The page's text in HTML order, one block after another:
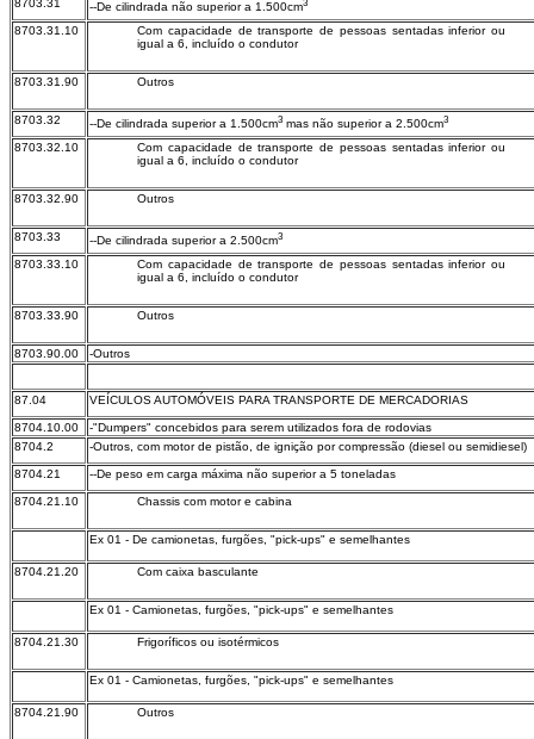
8703.31 --De cilindrada não superior a 1.500cm3
8703.31.10
Com capacidade de transporte de pessoas sentadas inferior ou
igual a 6, incluído o condutor
8703.31.90 Outros
8703.32 --De cilindrada superior a 1.500cm3 mas não superior a 2.500cm3
8703.32.10
Com capacidade de transporte de pessoas sentadas inferior ou
igual a 6, incluído o condutor
8703.32.90 Outros
8703.33 --De cilindrada superior a 2.500cm3
8703.33.10
Com capacidade de transporte de pessoas sentadas inferior ou
igual a 6, incluído o condutor
8703.33.90 Outros
8703.90.00 -Outros
87.04 VEÍCULOS AUTOMÓVEIS PARA TRANSPORTE DE MERCADORIAS
8704.10.00
-"Dumpers" concebidos para serem utilizados fora de rodovias
8704.2
-Outros, com motor de pistão, de ignição por compressão (diesel ou semidiesel)
8704.21 --De peso em carga máxima não superior a 5 toneladas
8704.21.10 Chassis com motor e cabina
Ex 01 - De camionetas, furgões, "pick-ups" e semelhantes
8704.21.20 Com caixa basculante
Ex 01 - Camionetas, furgões, "pick-ups" e semelhantes
8704.21.30 Frigoríficos ou isotérmicos
Ex 01 - Camionetas, furgões, "pick-ups" e semelhantes
8704.21.90 Outros